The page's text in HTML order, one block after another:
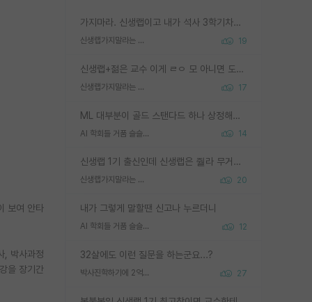
가지마라. 신생랩이고 내가 석사 3학기차인데 최고참인데 나도 아무것도 모르는데 교수가 후배들 왜 논문 교육 안시키냐. 논문 왜 안 써오냐 닦달한다
신생랩가지말라는 이유가 있었구나 19
신생랩+젊은 교수 이게 ㄹㅇ 모 아니면 도인듯.
신생랩가지말라는 이유가 있었구나 17
ML 대부분이 골드 스탠다드 하나 상정해놓고 (벤치마크 데이터셋이 여러 개면 여러 개 상정) 그거 얼마나 잘 맞추나 싸움임 가끔 번뜩이는 설계 철학을 보여주는 논문들도 있지만 대부분 그거 성적 얼마나 더 올리느라에 혈안이 되어 있는 측면이 잇음
AI 학회들 거품 슬슬 지적이 나오네요 14
신생랩 1기 출신인데 신생랩은 줠라 무거운 바벨 같은거임. 들면 대박인데 못들면 깔려 죽음. 아무도 알려주지 않는 환경에서 자생해야하지만, 일단 살아남았다면 그 어떤 사람보다 악착같고 생존력 높은 사람으로 거듭날 수 있음
신생랩가지말라는 이유가 있었구나 20
내가 그렇게 말할땐 신고나 누르더니
AI 학회들 거품 슬슬 지적이 나오네요 12
32살에도 이런 질문을 하는군요...?
박사진학하기에 2억은 괜찮은 (?) 정도의 경제력인가요 27
보여 안타
, 박사과정
을 장기간